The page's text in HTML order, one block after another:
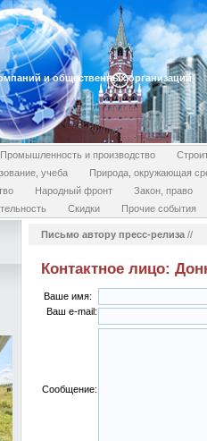
и общественных организаций
Промышленность и производство
учеба
Природа, окружающая
Народный фронт
Закон, право
Скидки Прочие события
Письмо автору пресс-релиза //
Контактное лицо:
Ваше имя:
Ваш e-mail:
Сообщение: